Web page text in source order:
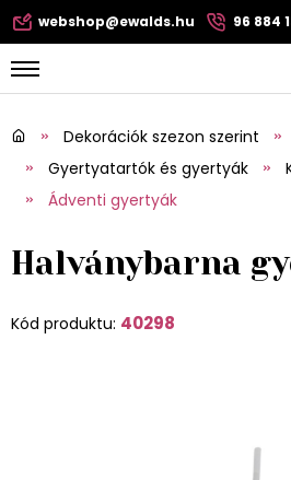
webshop@ewalds.hu 96 884
Dekorációk szezon szerint
Gyertyatartók és gyertyák
Ádventi gyertyák
Halványbarna
Kód produktu: 40298